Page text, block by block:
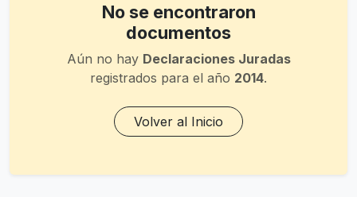
No se encontraron
documentos
Aún no hay Declaraciones Juradas
registrados para el año 2014.
Volver al Inicio